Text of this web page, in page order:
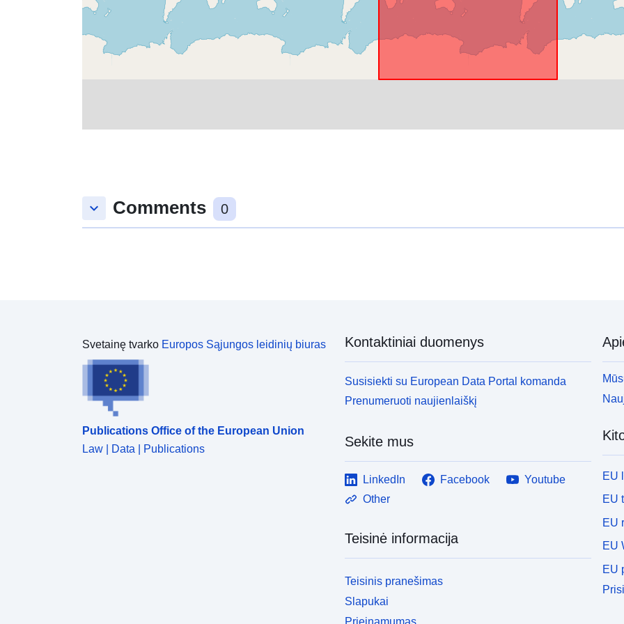
keyboard_arrow_down Comments 0
Svetainę tvarko Europos Sąjungos leidinių biuras
Publications Office of the European Union
Law | Data | Publications
Kontaktiniai duomenys
Susisiekti su European Data Portal komanda
Prenumeruoti naujienlaiškį
Sekite mus
LinkedIn Facebook
Youtube
Other
Teisinė informacija
Teisinis pranešimas
Slapukai
Prieinamumas
EU
EU
EU
EU
EU